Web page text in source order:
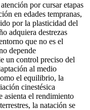
por cursar etapas
en edades tempranas,
por la plasticidad del
adquiera destrezas
que no es el
depende
un control preciso del
al medio
el equilibrio, la
cinestésica
asienta el rendimiento
la natación se